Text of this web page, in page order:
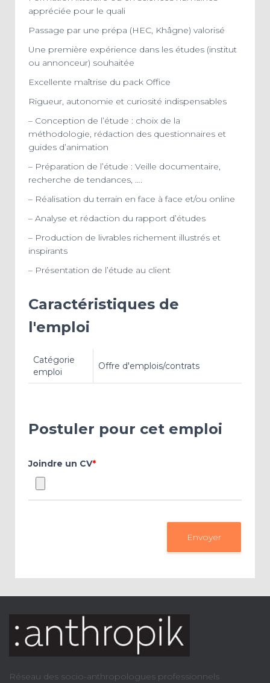
appréciée pour le quali
Passage par une prépa (HEC, Khâgne) valorisé
Une première expérience dans les études (institut
ou annonceur) souhaitée
Excellente maîtrise du pack Office
Rigueur, autonomie et curiosité indispensables
– Conception de l’étude : choix de la
méthodologie, rédaction des questionnaires et
guides d’animation
– Préparation de l’étude : Veille documentaire,
recherche de tendances, ….
– Réalisation du terrain en face à face et/ou online
– Analyse et rédaction du rapport d’études
– Production de livrables richement illustrés et
inspirants
– Présentation de l’étude au client
Caractéristiques de
l'emploi
Catégorie
emploi
Offre d'emplois/contrats
Postuler pour cet emploi
Joindre un CV*
Envoyer
Réseau des socio-anthropologues professionnels